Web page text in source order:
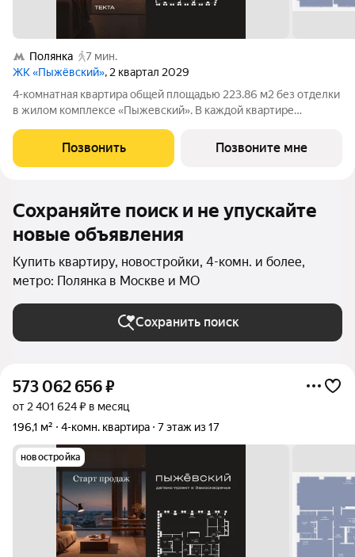
Полянка
7 мин.
ЖК «Пыжёвский», 2 квартал 2029
4-комнатная квартира общей площадью 223.86 м2 без отделки
в жилом комплексе «Пыжевский». В каждой квартире
остекление формирует визуальную связь с городом вид на
Кремль, Храм Христа Спасителя и
Позвонить Позвоните мне
Сохраняйте поиск и не упускайте
новые объявления
Купить квартиру, новостройки, 4-комн. и более,
метро: Полянка в Москве и МО
Сохранить поиск
573 062 656₽
от 2 401 624 ₽ в месяц
196,1 м²
4-комн. квартира 7 этаж из 17
новостройка